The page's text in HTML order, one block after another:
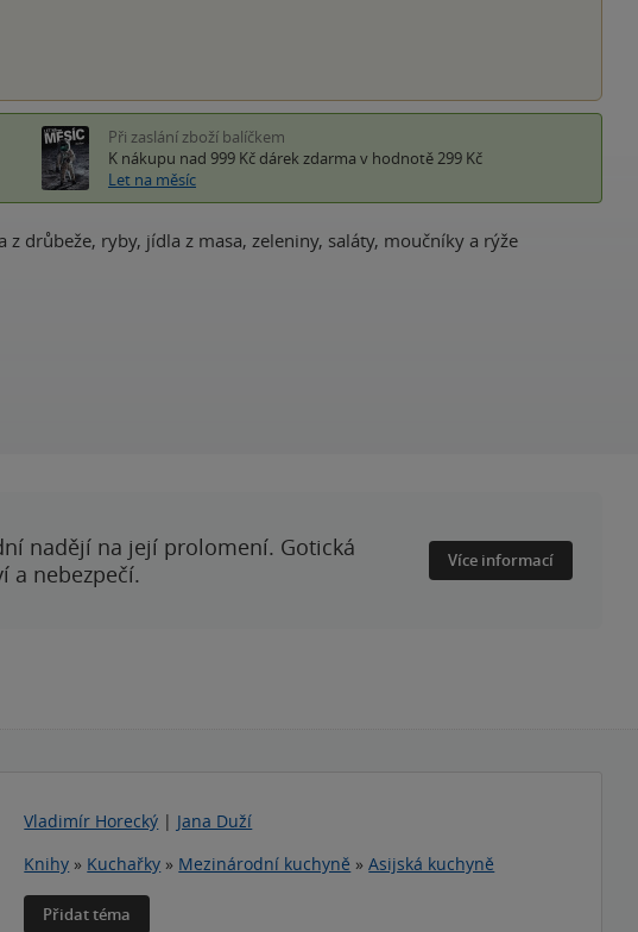
Při zaslání zboží balíčkem
K nákupu nad 999 Kč dárek zdarma v hodnotě 299 Kč
Let na měsíc
drůbeže, ryby, jídla z masa, zeleniny, saláty, moučníky a rýže
nadějí na její prolomení. Gotická
a nebezpečí.
Více informací
Vladimír Horecký | Jana Duží
Knihy » Kuchařky » Mezinárodní kuchyně »Asijská kuchyně
Přidat téma